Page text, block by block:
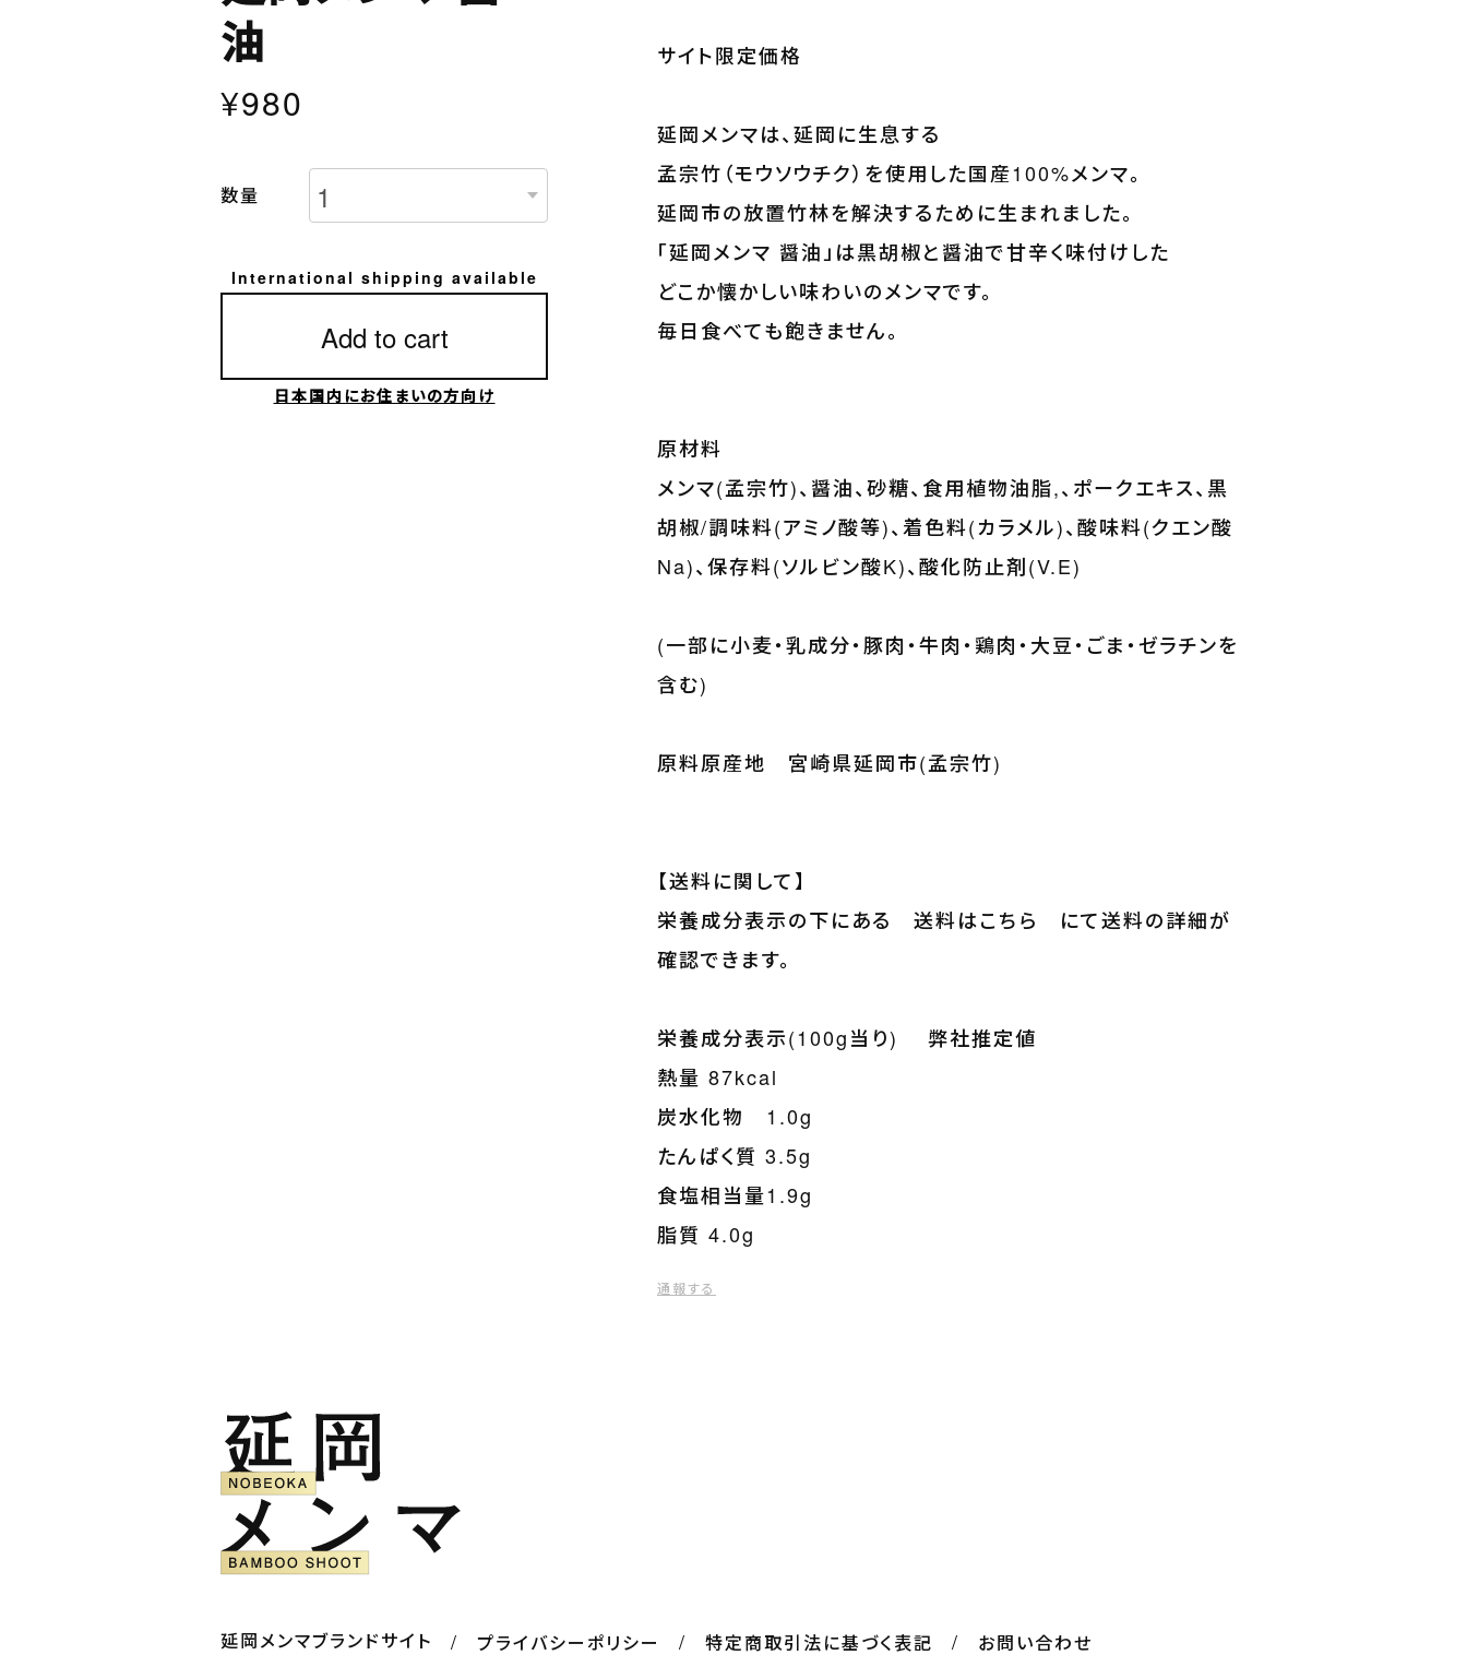
油
¥980
数量
International shipping available
Add to cart
日本国内にお住まいの方向け
サイト限定価格
延岡メンマは、延岡に生息する
孟宗竹（モウソウチク）を使用した国産100%メンマ。
延岡市の放置竹林を解決するために生まれました。
「延岡メンマ 醤油」は黒胡椒と醤油で甘辛く味付けした
どこか懐かしい味わいのメンマです。
毎日食べても飽きません。
原材料
メンマ(孟宗竹)、醤油、砂糖、食用植物油脂,、ポークエキス、黒
胡椒/調味料(アミノ酸等)、着色料(カラメル)、酸味料(クエン酸
Na)、保存料(ソルビン酸K)、酸化防止剤(V.E)
(一部に小麦・乳成分・豚肉・牛肉・鶏肉・大豆・ごま・ゼラチンを
含む)
原料原産地 宮崎県延岡市(孟宗竹)
【送料に関して】
栄養成分表示の下にある 送料はこちら にて送料の詳細が
確認できます。
栄養成分表示(100g当り) 弊社推定値
熱量 87kcal
炭水化物 1.0g
たんぱく質 3.5g
食塩相当量1.9g
脂質 4.0g
通報する
延岡メンマブランドサイト プライバシーポリシー 特定商取引法に基づく表記 お問い合わせ